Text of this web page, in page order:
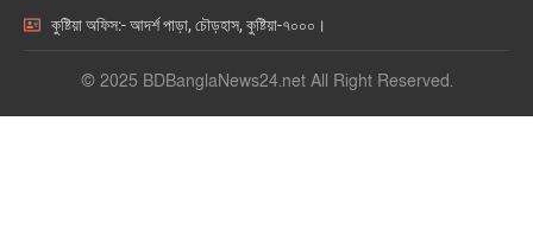
কুষ্টিয়া অফিস:- আদর্শ পাড়া, চৌড়হাস, কুষ্টিয়া-৭০০০।
© 2025 BDBanglaNews24.net All Right Reserved.